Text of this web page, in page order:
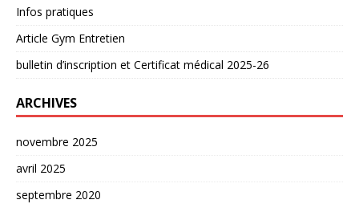
Infos pratiques
Article Gym Entretien
bulletin d’inscription et Certificat médical 2025-26
ARCHIVES
novembre 2025
avril 2025
septembre 2020